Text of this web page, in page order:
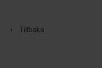
Tillbaka